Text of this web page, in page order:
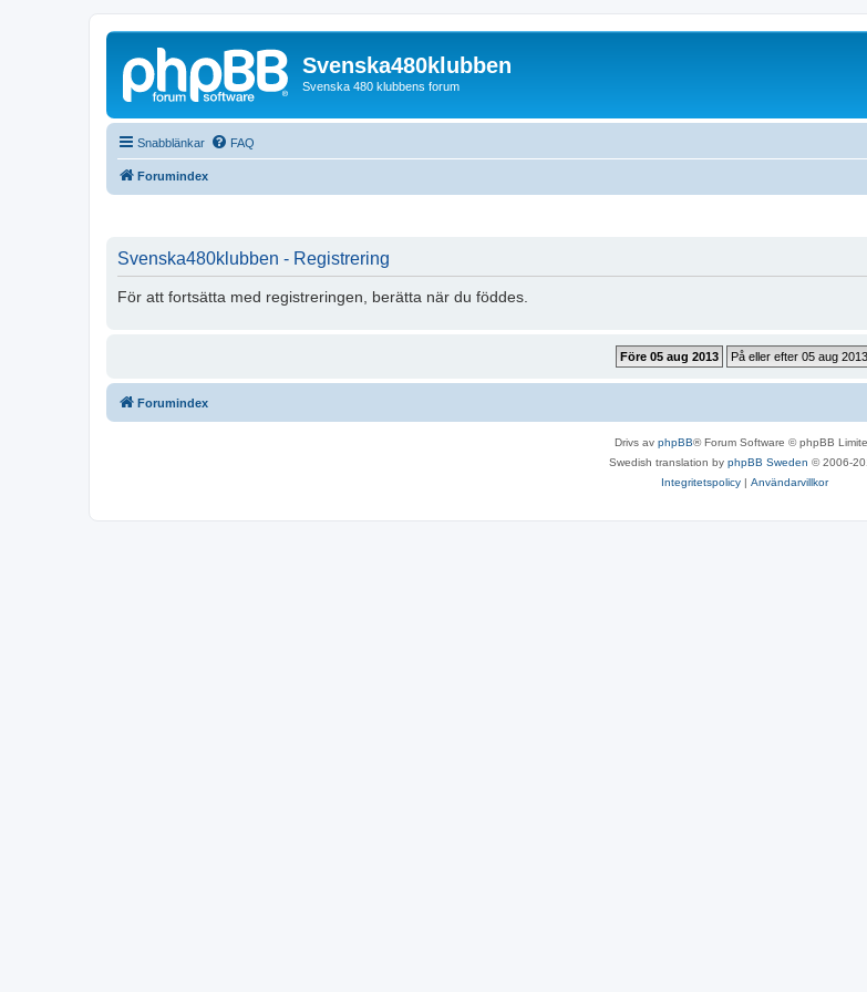
Svenska480klubben
Svenska 480 klubbens forum
Snabblänkar FAQ
Forumindex
Svenska480klubben - Registrering
För att fortsätta med registreringen, berätta när du föddes.
Forumindex
Drivs av phpBB® Forum Software © phpBB
Swedish translation by phpBB Sweden © 2006-
Integritetspolicy| Användarvillkor